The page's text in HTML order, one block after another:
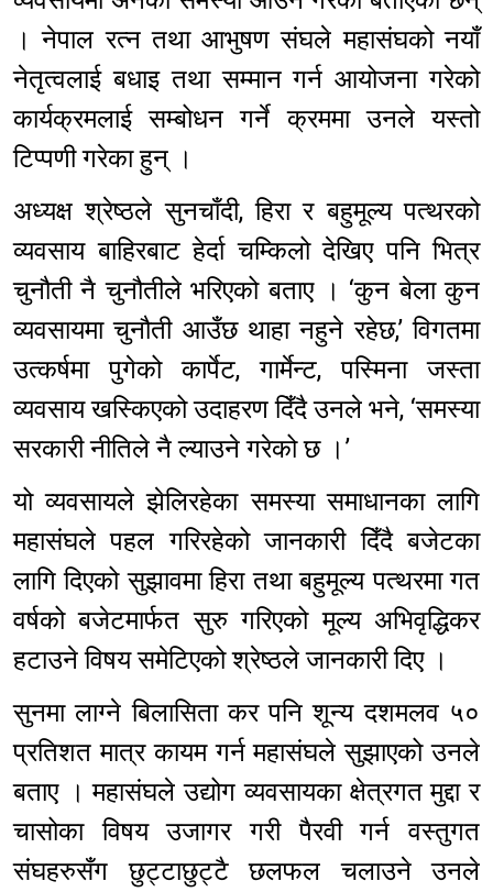
। नेपाल रत्न तथा आभुषण संघले महासंघको नयाँ
नेतृत्वलाई बधाइ तथा सम्मान गर्न आयोजना गरेको
कार्यक्रमलाई सम्बोधन गर्ने क्रममा उनले यस्तो
टिप्पणी गरेका हुन् ।
अध्यक्ष श्रेष्ठले सुनचाँदी, हिरा र बहुमूल्य पत्थरको
व्यवसाय बाहिरबाट हेर्दा चम्किलो देखिए पनि भित्र
चुनौती नै चुनौतीले भरिएको बताए । ‘कुन बेला कुन
व्यवसायमा चुनौती आउँछ थाहा नहुने रहेछ,’ विगतमा
उत्कर्षमा पुगेको कार्पेट, गार्मेन्ट, पस्मिना जस्ता
व्यवसाय खस्किएको उदाहरण दिँदै उनले भने, ‘समस्या
सरकारी नीतिले नै ल्याउने गरेको छ ।’
यो व्यवसायले झेलिरहेका समस्या समाधानका लागि
महासंघले पहल गरिरहेको जानकारी दिँदै बजेटका
लागि दिएको सुझावमा हिरा तथा बहुमूल्य पत्थरमा गत
वर्षको बजेटमार्फत सुरु गरिएको मूल्य अभिवृद्धिकर
हटाउने विषय समेटिएको श्रेष्ठले जानकारी दिए ।
सुनमा लाग्ने बिलासिता कर पनि शून्य दशमलव ५०
प्रतिशत मात्र कायम गर्न महासंघले सुझाएको उनले
बताए । महासंघले उद्योग व्यवसायका क्षेत्रगत मुद्दा र
चासोका विषय उजागर गरी पैरवी गर्न वस्तुगत
संघहरुसँग छुट्टाछुट्टै छलफल चलाउने उनले